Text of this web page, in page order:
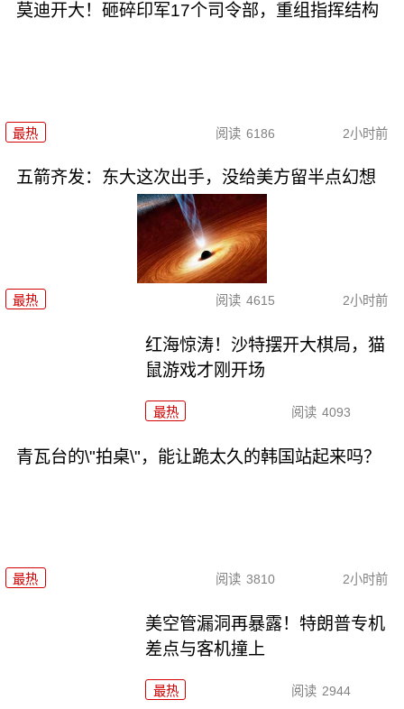
莫迪开大！砸碎印军17个司令部，重组指挥结构
最热 阅读 6186 2小时前
五箭齐发：东大这次出手，没给美方留半点幻想
最热 阅读 4615 2小时前
红海惊涛！沙特摆开大棋局，猫
鼠游戏才刚开场
最热 阅读 4093
青瓦台的\"拍桌\"，能让跪太久的韩国站起来吗？
最热 阅读 3810 2小时前
美空管漏洞再暴露！特朗普专机
差点与客机撞上
最热 阅读 2944